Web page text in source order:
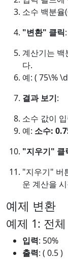
소수 백분율
"변환" 클릭:
계산기는 백
다.
예: ( 75\%
결과 보기:
소수 값이
예: 소수:
"지우기" 클
"지우기" 버
운 계산을
예제 변환
예제 1: 전
입력: 50%
출력: ( 0.5 )